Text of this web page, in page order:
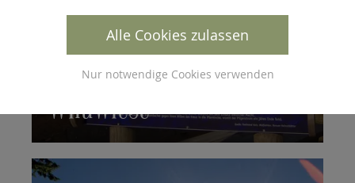
Kultwanderung auf die
Wildwiese
Alle Cookies zulassen
Nur notwendige Cookies verwenden